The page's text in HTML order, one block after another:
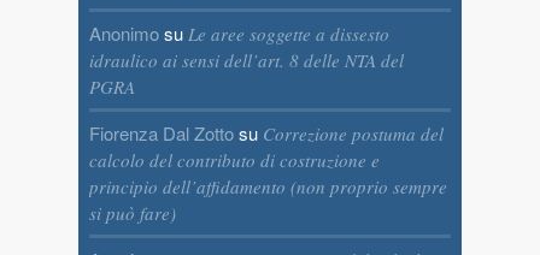
Anonimosu Le aree soggette a dissesto
idraulico ai sensi dell’art. 8 delle NTA del
PGRA
Fiorenza Dal Zottosu Correzione postuma del
calcolo del contributo di costruzione e
principio dell’affidamento (non proprio sempre
si può fare)